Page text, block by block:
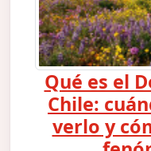
Qué es el
Chile:
verlo y